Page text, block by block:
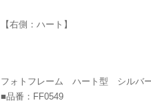
【右側：ハート】
フォトフレーム ハート型 シルバ
■品番：FF0549